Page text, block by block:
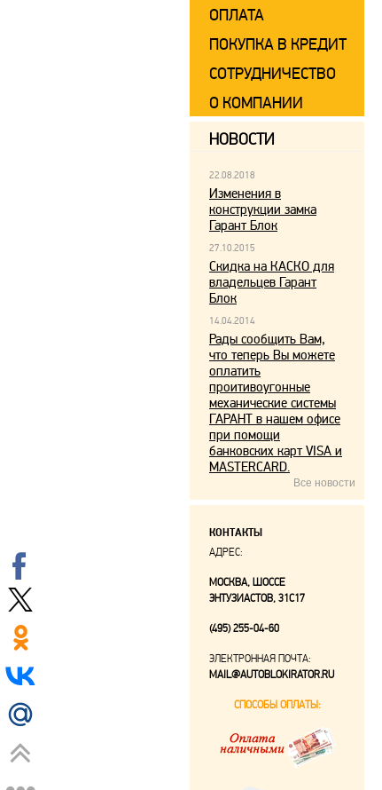
ОПЛАТА
ПОКУПКА В КРЕДИТ
СОТРУДНИЧЕСТВО
О КОМПАНИИ
НОВОСТИ
22.08.2018
Изменения в
конструкции замка
Гарант Блок
27.10.2015
Скидка на КАСКО для
владельцев Гарант
Блок
14.04.2014
Рады сообщить Вам,
что теперь Вы можете
оплатить
проитивоугонные
механические системы
ГАРАНТ в нашем офисе
при помощи
банковских карт VISA и
MASTERCARD.
Все новости
КОНТАКТЫ
АДРЕС:
МОСКВА, ШОССЕ
ЭНТУЗИАСТОВ, 31С17
(495) 255-04-60
ЭЛЕКТРОННАЯ ПОЧТА:
MAIL@AUTOBLOKIRATOR.RU
СПОСОБЫ ОПЛАТЫ: